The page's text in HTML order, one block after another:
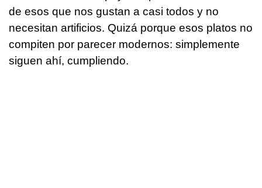
de esos que nos gustan a casi todos y no
necesitan artificios. Quizá porque esos platos no
compiten por parecer modernos: simplemente
siguen ahí, cumpliendo.